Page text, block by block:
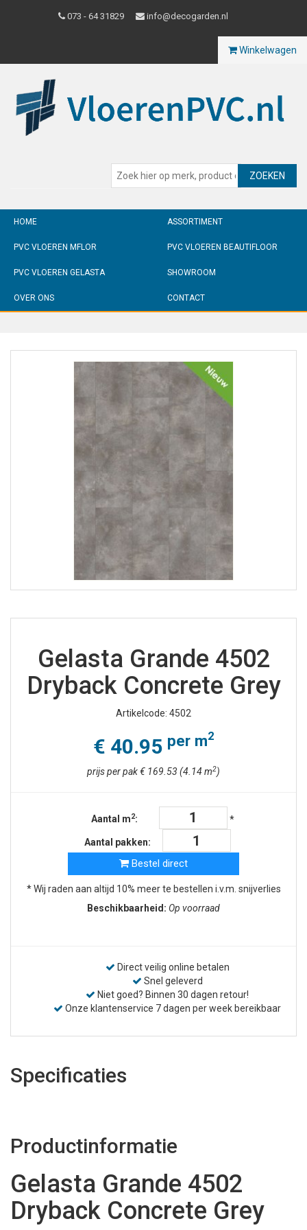
073 - 64 31829 info@decogarden.nl
Winkelwagen
ZOEKEN
HOME ASSORTIMENT
PVC VLOEREN MFLOR PVC VLOEREN BEAUTIFLOOR
PVC VLOEREN GELASTA SHOWROOM
OVER ONS CONTACT
Gelasta Grande 4502
Dryback Concrete Grey
Artikelcode: 4502
€ 40.95 per m2
prijs per pak € 169.53 (4.14 m2)
Aantal m2: *
Aantal pakken:
Bestel direct
* Wij raden aan altijd 10% meer te bestellen i.v.m. snijverlies
Beschikbaarheid: Op voorraad
Direct veilig online betalen
Snel geleverd
Niet goed? Binnen 30 dagen retour!
Onze klantenservice 7 dagen per week bereikbaar
Specificaties
Productinformatie
Gelasta Grande 4502
Dryback Concrete Grey